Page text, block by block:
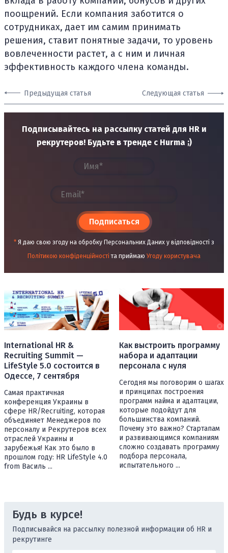
поощрений. Если компания заботится о
сотрудниках, дает им самим принимать
решения, ставит понятные задачи, то уровень
вовлеченности растет, а с ним и личная
эффективность каждого члена команды.
Предыдущая статья Следующая статья
Подписывайтесь на рассылку статей для HR и
рекрутеров! Будьте в тренде с Hurma ;)
Подписаться
* Я даю свою згоду на обробку Персональних Даних у відповідності з
Політикою конфіденційності та приймаю Угоду користувача
International HR &
Recruiting Summit —
LifeStyle 5.0 состоится в
Одессе, 7 сентября
Самая практичная
конференция Украины в
сфере HR/Recruiting, которая
объединяет Менеджеров по
персоналу и Рекрутеров всех
отраслей Украины и
зарубежья! Как это было в
прошлом году: HR LifeStyle 4.0
from Василь ...
Как выстроить программу
набора и адаптации
персонала с нуля
Сегодня мы поговорим о шагах
и принципах построения
программ найма и адаптации,
которые подойдут для
большинства компаний.
Почему это важно? Стартапам
и развивающимся компаниям
сложно создавать программу
подбора персонала,
испытательного ...
Будь в курсе!
Подписывайся на рассылку полезной информации об HR и
рекрутинге